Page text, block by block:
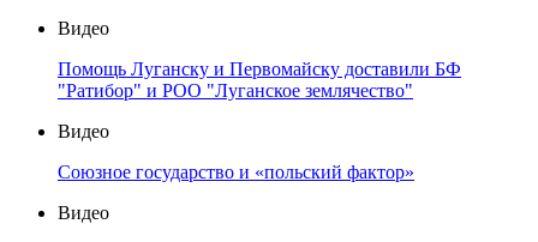
Видео
Помощь Луганску и Первомайску доставили БФ
"Ратибор" и РОО "Луганское землячество"
Видео
Союзное государство и «польский фактор»
Видео